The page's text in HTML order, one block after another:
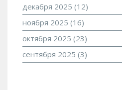
декабря 2025 (12)
ноября 2025 (16)
октября 2025 (23)
сентября 2025 (3)